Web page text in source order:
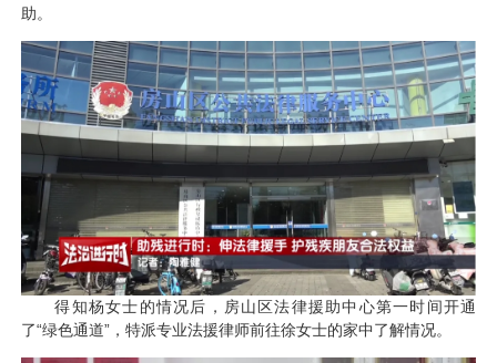
助。
得知杨女士的情况后，房山区法律援助中心第一时间开通
了“绿色通道”，特派专业法援律师前往徐女士的家中了解情况。